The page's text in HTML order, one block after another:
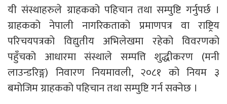
यी संस्थाहरुले ग्राहकको पहिचान तथा सम्पुष्टि गर्नुपर्छ ।
ग्राहकको नेपाली नागरिकताको प्रमाणपत्र वा राष्ट्रिय
परिचयपत्रको विद्युतीय अभिलेखमा रहेको विवरणको
पहुँचको आधारमा संस्थाले सम्पत्ति शुद्धीकरण (मनी
लाउन्डरिङ्ग) निवारण नियमावली, २०८१ को नियम ३
बमोजिम ग्राहकको पहिचान तथा सम्पुष्टि गर्न सक्नेछ ।